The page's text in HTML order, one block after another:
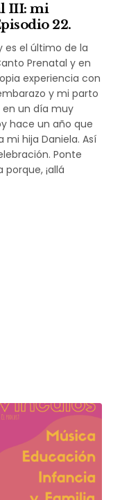
III: mi
22.
es el último de la
Prenatal y en
experiencia con
y mi parto
en un día muy
hace un año que
mi hija Daniela. Así
Ponte
¡allá